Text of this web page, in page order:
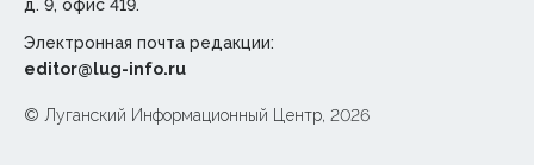
д. 9, офис 419.
Электронная почта редакции:
editor@lug-info.ru
© Луганский Информационный Центр, 2026